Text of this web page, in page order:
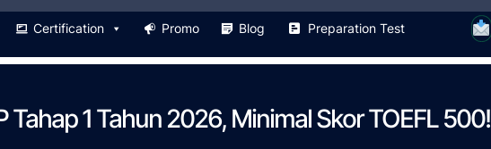
Certification Promo Blog Preparation Test
Tahap 1 Tahun 2026, Minimal Skor TOEFL 500!